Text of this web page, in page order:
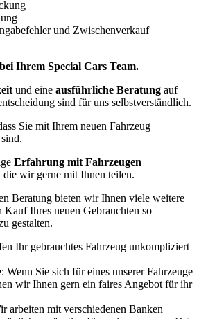
und Zwischenverkauf
Ihrem Special Cars Team.
und eine ausführliche Beratung auf
sind für uns selbstverständlich.
Sie mit Ihrem neuen Fahrzeug
sind.
Erfahrung mit Fahrzeugen
die wir gerne mit Ihnen teilen.
Beratung bieten wir Ihnen viele weitere
Kauf Ihres neuen Gebrauchten so
gestalten.
Ihr gebrauchtes Fahrzeug unkompliziert
: Wenn Sie sich für eines unserer Fahrzeuge
wir Ihnen gern ein faires Angebot für ihr
arbeiten mit verschiedenen Banken